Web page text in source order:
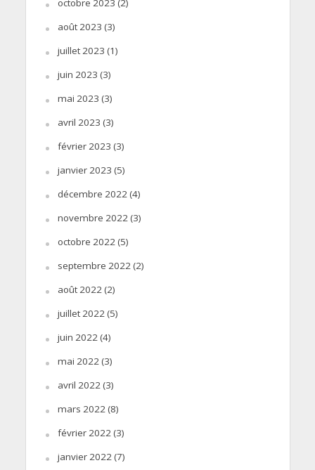
octobre 2023 (2)
août 2023 (3)
juillet 2023 (1)
juin 2023 (3)
mai 2023 (3)
avril 2023 (3)
février 2023 (3)
janvier 2023 (5)
décembre 2022(4)
novembre 2022(3)
octobre 2022(5)
septembre 2022(2)
août 2022(2)
juillet 2022(5)
juin 2022(4)
mai 2022(3)
avril 2022(3)
mars 2022(8)
février 2022(3)
janvier 2022(7)